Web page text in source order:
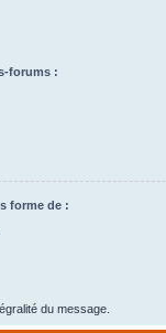
forums :
forme de :
du message.